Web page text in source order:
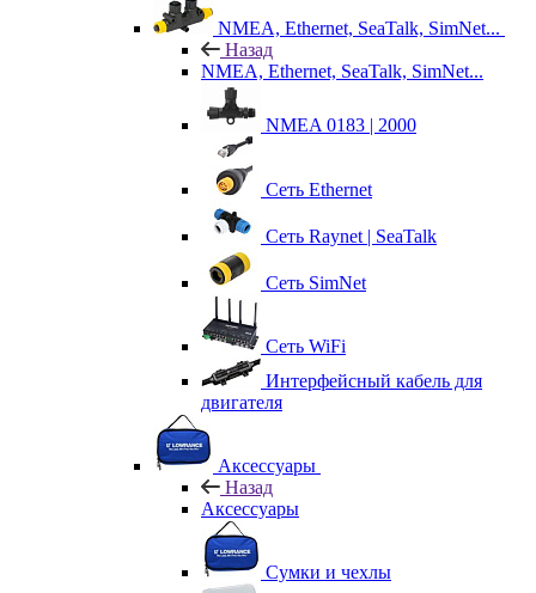
NMEA, Ethernet, SeaTalk, SimNet...
Назад
NMEA, Ethernet, SeaTalk, SimNet...
NMEA 0183 | 2000
Сеть Ethernet
Сеть Raynet | SeaTalk
Сеть SimNet
Сеть WiFi
Интерфейсный кабель для
двигателя
Аксессуары
Назад
Аксессуары
Сумки и чехлы